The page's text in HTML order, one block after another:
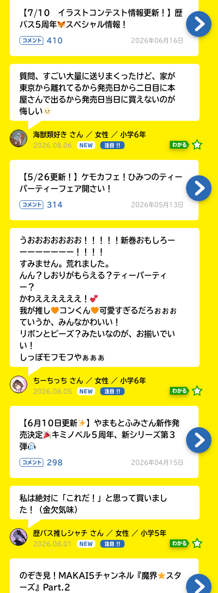
【7/10 イラストコンテスト情報更新！】歴
バス5周年
スペシャル情報！
コメント 410 2026年06月16日
質問、すごい大量に送りまくったけど、家が
東京から離れてるから発売日から二日目に本
屋さんで出るから発売日当日に買えないのが
悔しい
海獣類好き さん ／ 女性 ／ 小学6年
2026.08.06 NEW 注目 !! わかる
【5/26更新！】ケモカフェ！ひみつのティー
パーティーフェア開さい！
コメント 314 2026年05月13日
うおおおおおおお！！！！！新巻おもしろー
ーーーーーーー！！！！
すみません。荒れました。
んん？しおりがもらえる？ティーパーティ
ー？
かわええええええ！
我が推し
コンくん
可愛すぎるだろぉぉぉ
ていうか、みんなかわいい！
リボンとビーズ？みたいなのが、お揃いでい
い！
しっぽモフモフやぁぁぁ
ちーちっち さん ／ 女性 ／ 小学6年
2026.08.05 NEW 注目 !! わかる
【6月10日更新
】やまもとふみさん新作発
売決定
キミノベル５周年、新シリーズ第３
弾
コメント 298 2026年04月15日
私は絶対に「これだ！」と思って買いまし
た！（金欠気味）
歴バス推しシャチ さん ／ 女性 ／ 小学5年
2026.08.01 NEW 注目 !! わかる
のぞき見！MAKAI5チャンネル『魔界
スタ
ーズ』Part.2